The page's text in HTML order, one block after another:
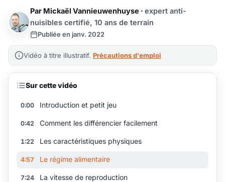
Par Mickaël Vannieuwenhuyse · expert anti-
nuisibles certifié, 10 ans de terrain
Publiée en janv. 2022
Vidéo à titre illustratif. Précautions d'emploi
Sur cette vidéo
0:00 Introduction et petit jeu
0:42 Comment les différencier facilement
1:22 Les caractéristiques physiques
4:57 Le régime alimentaire
7:24 La vitesse de reproduction